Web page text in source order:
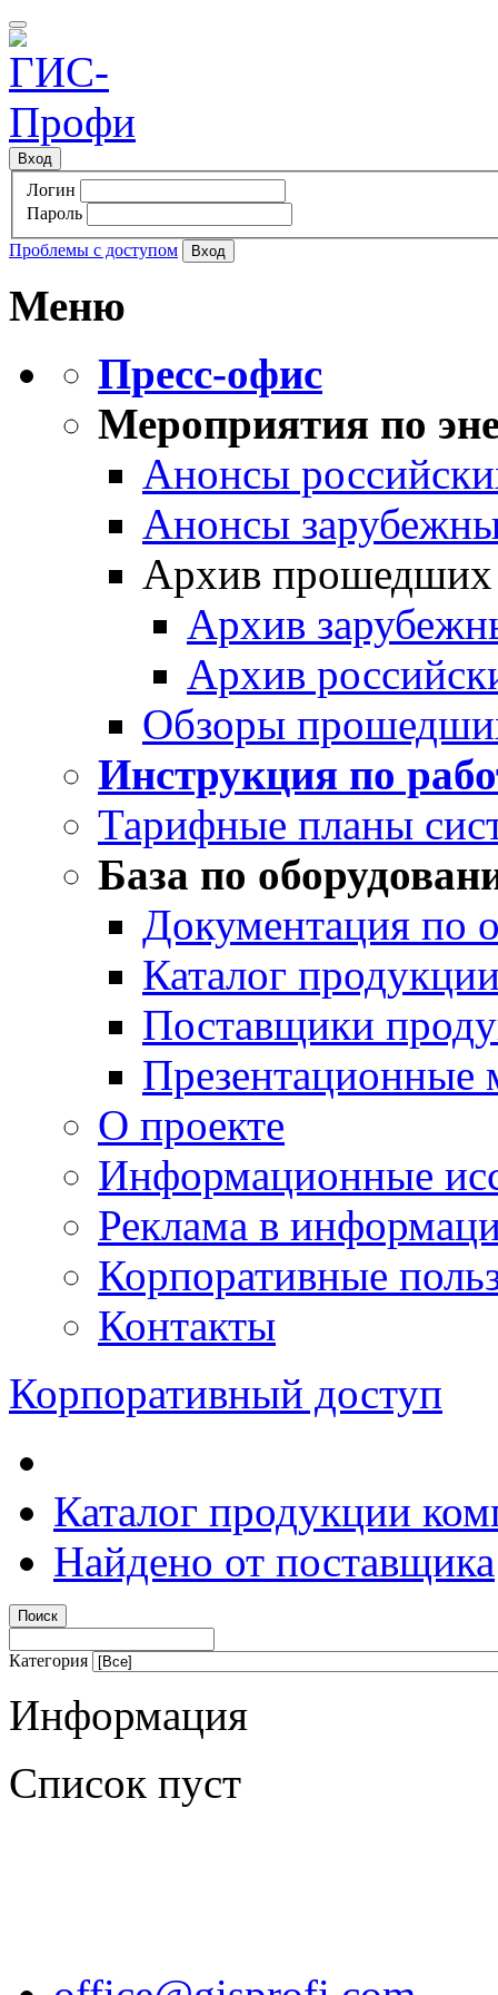
Вход
Логин
Пароль
Проблемы с доступом
Меню
Пресс-офис
Мероприятия по
Анонсы
Анонсы
Архив прошедших
Архив
Архив
Обзоры
Инструкция по
Тарифные планы
База по
Документация по
Каталог
Поставщики
Презентационные
О проекте
Информационные
Реклама в
Корпоративные
Контакты
Корпоративный доступ
Каталог продукции
Найдено от поставщика
Категория
Информация
Список пуст